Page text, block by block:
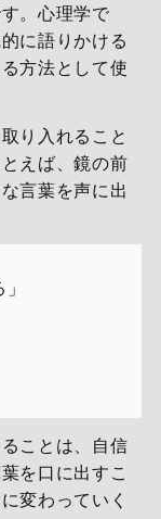
。心理学で
に語りかける
方法として使
り入れること
えば、鏡の前
言葉を声に出
ことは、自信
を口に出すこ
変わっていく